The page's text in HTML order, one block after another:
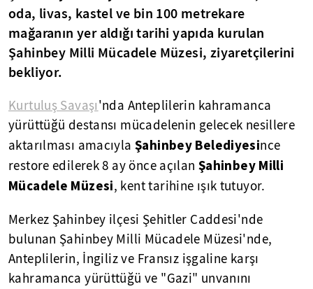
oda, livas, kastel ve bin 100 metrekare
mağaranın yer aldığı tarihi yapıda kurulan
Şahinbey Milli Mücadele Müzesi, ziyaretçilerini
bekliyor.
Kurtuluş Savaşı'nda Anteplilerin kahramanca
yürüttüğü destansı mücadelenin gelecek nesillere
aktarılması amacıyla Şahinbey Belediyesince
restore edilerek 8 ay önce açılan Şahinbey Milli
Mücadele Müzesi, kent tarihine ışık tutuyor.
Merkez Şahinbey ilçesi Şehitler Caddesi'nde
bulunan Şahinbey Milli Mücadele Müzesi'nde,
Anteplilerin, İngiliz ve Fransız işgaline karşı
kahramanca yürüttüğü ve "Gazi" unvanını